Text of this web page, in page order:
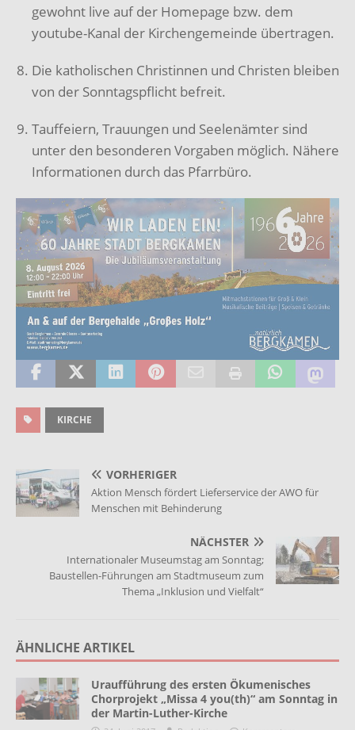
gewohnt live auf der Homepage bzw. dem
youtube-Kanal der Kirchengemeinde übertragen.
Die katholischen Christinnen und Christen bleiben
von der Sonntagspflicht befreit.
Tauffeiern, Trauungen und Seelenämter sind
unter den besonderen Vorgaben möglich. Nähere
Informationen durch das Pfarrbüro.
KIRCHE
VORHERIGER
Aktion Mensch fördert Lieferservice der AWO für
Menschen mit Behinderung
NÄCHSTER
Internationaler Museumstag am Sonntag;
Baustellen-Führungen am Stadtmuseum zum
Thema „Inklusion und Vielfalt“
ÄHNLICHE ARTIKEL
Uraufführung des ersten Ökumenisches
Chorprojekt „Missa 4 you(th)“ am Sonntag in
der Martin-Luther-Kirche